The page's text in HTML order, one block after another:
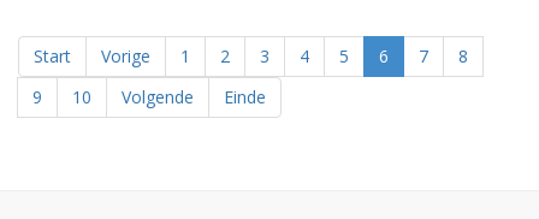
Start Vorige 1 2 3 4 5 6 7
8
9
10 Volgende Einde